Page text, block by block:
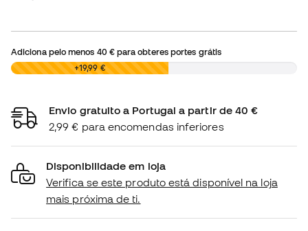
Adiciona pelo menos 40 €para obteres portes grátis
0,00 € +19,99 €
Envio gratuito a Portugal a partir de 40 €
2,99 € para encomendas inferiores
Disponibilidade em loja
Verifica se este produto está disponível na loja
mais próxima de ti.